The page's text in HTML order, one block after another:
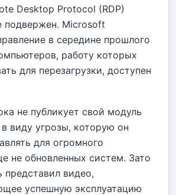
Desktop Protocol (RDP)
подвержен. Microsoft
в середине прошлого
работу которых
для перезагрузки, доступен
не публикует свой модуль
виду угрозы, которую он
для огромного
не обновленных систем. Зато
представил видео,
успешную эксплуатацию